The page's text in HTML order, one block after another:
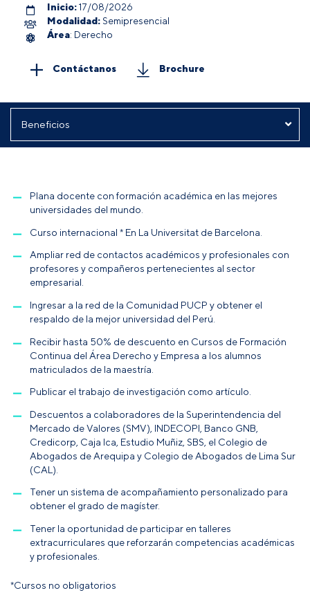
Inicio:17/08/2026
Modalidad: Semipresencial
Área: Derecho
Contáctanos Brochure
Plana docente con formación académica en las mejores
universidades del mundo.
Curso internacional * En La Universitat de Barcelona.
Ampliar red de contactos académicos y profesionales con
profesores y compañeros pertenecientes al sector
empresarial.
Ingresar a la red de la Comunidad PUCP y obtener el
respaldo de la mejor universidad del Perú.
Recibir hasta 50% de descuento en Cursos de Formación
Continua del Área Derecho y Empresa a los alumnos
matriculados de la maestría.
Publicar el trabajo de investigación como artículo.
Descuentos a colaboradores de la Superintendencia del
Mercado de Valores (SMV), INDECOPI, Banco GNB,
Credicorp, Caja Ica, Estudio Muñiz, SBS, el Colegio de
Abogados de Arequipa y Colegio de Abogados de Lima Sur
(CAL).
Tener un sistema de acompañamiento personalizado para
obtener el grado de magíster.
Tener la oportunidad de participar en talleres
extracurriculares que reforzarán competencias académicas
y profesionales.
*Cursos no obligatorios